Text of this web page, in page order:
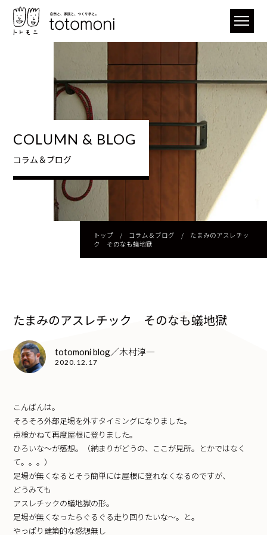
COLUMN & BLOG
コラム＆ブログ
トップ/ コラム＆ブログ / たまみのアスレチッ
ク そのなも蟻地獄
たまみのアスレチック そのなも蟻地獄
totomoni blog／木村淳一
2020.12.17
こんばんは。
そろそろ外部足場を外すタイミングになりました。
点検かねて再度屋根に登りました。
ひろいな〜が感想。（納まりがどうの、ここが見所。とかではなく
て。。。）
足場が無くなるとそう簡単には屋根に登れなくなるのですが、
どうみても
アスレチックの蟻地獄の形。
足場が無くなったらぐるぐる走り回りたいな〜。と。
やっぱり建築的な感想無し